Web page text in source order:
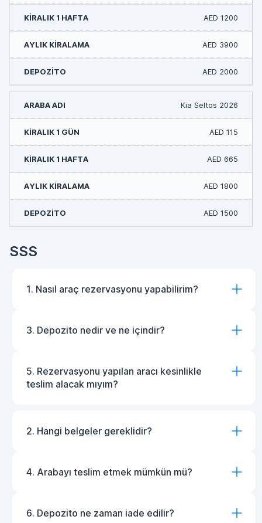
AED 1200
AED 3900
AED 2000
Kia Seltos 2026
AED 115
AED 665
AED 1800
AED 1500
SSS
1. Nasıl araç rezervasyonu yapabilirim?
3. Depozito nedir ve ne içindir?
5. Rezervasyonu yapılan aracı kesinlikle
teslim alacak mıyım?
2. Hangi belgeler gereklidir?
4. Arabayı teslim etmek mümkün mü?
6. Depozito ne zaman iade edilir?